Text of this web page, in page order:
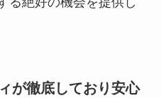
が徹底しており安心